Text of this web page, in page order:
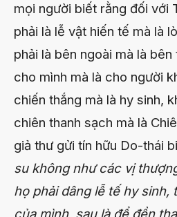
mọi người biết rằng đối với
phải là lễ vật hiến tế mà là
phải là bên ngoài mà là
cho mình mà là cho người
chiến thắng mà là hy sinh,
chiên thanh sạch mà là
giả thư gửi tín hữu Do-thái
su không như các vị
họ phải dâng lễ tế hy sinh,
của mình, sau là để đền